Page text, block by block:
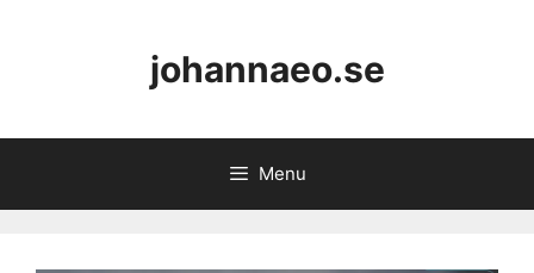
johannaeo.se
Menu